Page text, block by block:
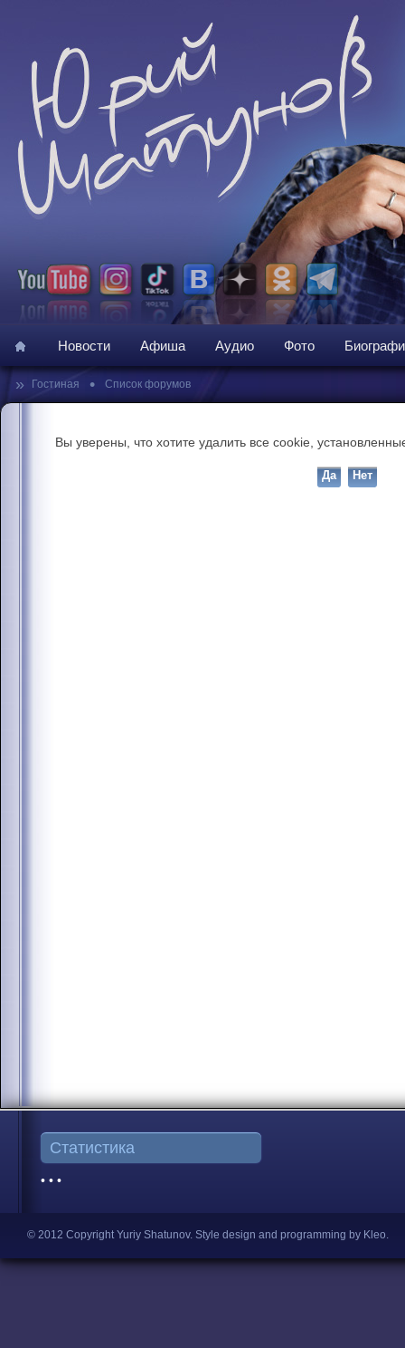
Новости Афиша Аудио Фото
» Гостиная • Список форумов
Вы уверены, что хотите удалить все cookie,
Статистика
• • •
© 2012 Copyright Yuriy Shatunov. Style design and programming by Kleo.